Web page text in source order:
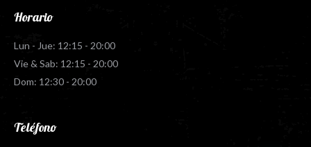
Horario
Lun - Jue: 12:15 - 20:00
Vie & Sab: 12:15 - 20:00
Dom: 12:30 - 20:00
Teléfono